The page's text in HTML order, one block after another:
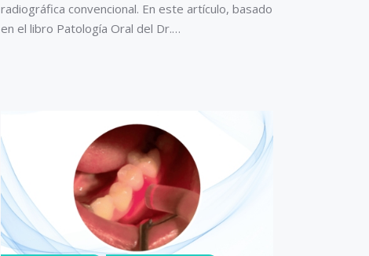
radiográfica convencional. En este artículo, basado
en el libro Patología Oral del Dr.…